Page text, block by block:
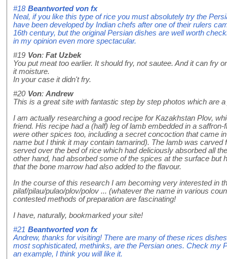
#18 Beantworted von fx
Neal, if you like this type of rice you must absolutely try the
have been developed by Indian chefs after one of their rulers
16th century, but the original Persian dishes are well worth
in my opinion even more spectacular.
#19 Von: Fat Uzbek
You put meat too earlier. It should fry, not sautee. And it can fry
it moisture.
In your case it didn't fry.
#20 Von: Andrew
This is a great site with fantastic step by step photos which are
I am actually researching a good recipe for Kazakhstan Plov,
friend. His recipe had a (half) leg of lamb embedded in a
were other spices too, including a secret concoction that came
name but I think it may contain tamarind). The lamb was carved
served over the bed of rice which had deliciously absorbed all
other hand, had absorbed some of the spices at the surface but
that the bone marrow had also added to the flavour.
In the course of this research I am becoming very interested in
pilaf/pilau/pulao/plov/polov ... (whatever the name in various
contested methods of preparation are fascinating!
I have, naturally, bookmarked your site!
#21 Beantworted von fx
Andrew, thanks for visiting! There are many of these rices
most sophisticated, methinks, are the Persian ones. Check my
an example, I think you will like it.